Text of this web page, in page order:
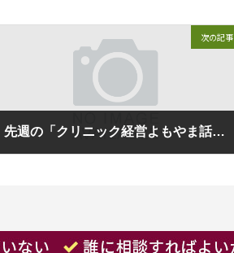
次の記事
先週の「クリニック経営よもやま話」クリニックの決算書は経営の羅針盤